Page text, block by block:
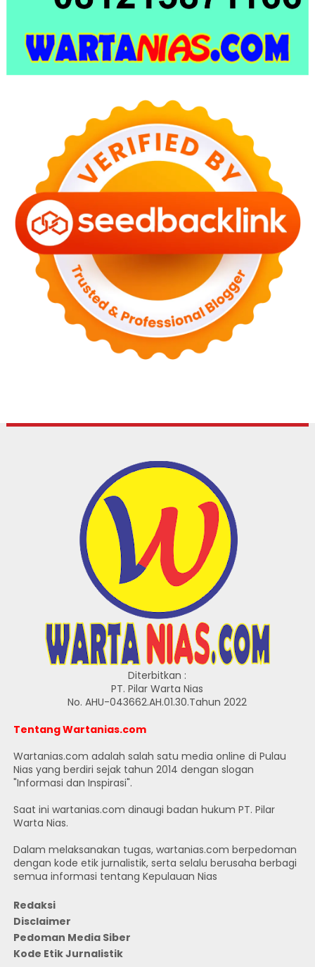
Diterbitkan :
PT. Pilar Warta Nias
No. AHU-043662.AH.01.30.Tahun 2022
Tentang Wartanias.com
Wartanias.com adalah salah satu media online di Pulau
Nias yang berdiri sejak tahun 2014 dengan slogan
"Informasi dan Inspirasi".
Saat ini wartanias.com dinaugi badan hukum PT. Pilar
Warta Nias.
Dalam melaksanakan tugas, wartanias.com berpedoman
dengan kode etik jurnalistik, serta selalu berusaha berbagi
semua informasi tentang Kepulauan Nias
Redaksi
Disclaimer
Pedoman Media Siber
Kode Etik Jurnalistik